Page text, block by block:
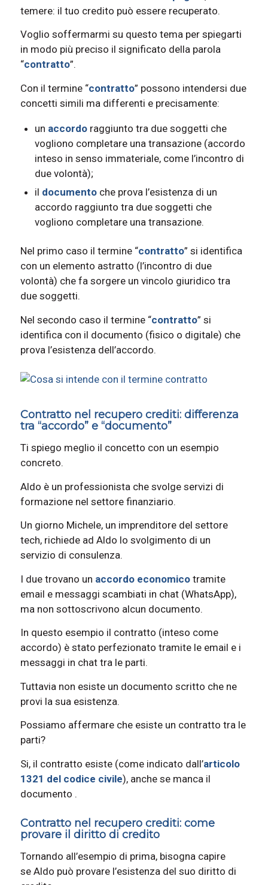
temere: il tuo credito può essere recuperato.
Voglio soffermarmi su questo tema per spiegarti
in modo più preciso il significato della parola
“contratto”.
Con il termine “contratto” possono intendersi due
concetti simili ma differenti e precisamente:
un accordoraggiunto tra due soggetti che
vogliono completare una transazione (accordo
inteso in senso immateriale, come l’incontro di
due volontà);
il documentoche prova l’esistenza di un
accordo raggiunto tra due soggetti che
vogliono completare una transazione.
Nel primo caso il termine “contratto” si identifica
con un elemento astratto (l’incontro di due
volontà) che fa sorgere un vincolo giuridico tra
due soggetti.
Nel secondo caso il termine “contratto” si
identifica con il documento (fisico o digitale) che
prova l’esistenza dell’accordo.
Contratto nel recupero crediti: differenza
tra “accordo” e “documento”
Ti spiego meglio il concetto con un esempio
concreto.
Aldo è un professionista che svolge servizi di
formazione nel settore finanziario.
Un giorno Michele, un imprenditore del settore
tech, richiede ad Aldo lo svolgimento di un
servizio di consulenza.
I due trovano un accordo economicotramite
email e messaggi scambiati in chat (WhatsApp),
ma non sottoscrivono alcun documento.
In questo esempio il contratto (inteso come
accordo) è stato perfezionato tramite le email e i
messaggi in chat tra le parti.
Tuttavia non esiste un documento scritto che ne
provi la sua esistenza.
Possiamo affermare che esiste un contratto tra le
parti?
Si, il contratto esiste (come indicato dall’articolo
1321 del codice civile), anche se manca il
documento .
Contratto nel recupero crediti: come
provare il diritto di credito
Tornando all’esempio di prima, bisogna capire
se Aldo può provare l’esistenza del suo diritto di